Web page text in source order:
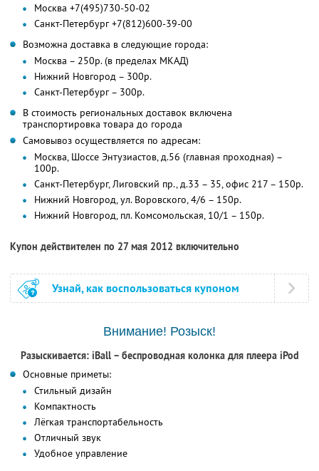
Москва +7(495)730-50-02
Санкт-Петербург +7(812)600-39-00
Возможна доставка в следующие города:
Москва – 250р. (в пределах МКАД)
Нижний Новгород – 300р.
Санкт-Петербург – 300р.
В стоимость региональных доставок включена
транспортировка товара до города
Самовывоз осуществляется по адресам:
Москва, Шоссе Энтузиастов, д.56 (главная проходная) –
100р.
Санкт-Петербург, Лиговский пр., д.33 – 35, офис 217 – 150р.
Нижний Новгород, ул. Воровского, 4/6 – 150р.
Нижний Новгород, пл. Комсомольская, 10/1 – 150р.
Купон действителен по 27 мая 2012 включительно
Узнай, как воспользоваться купоном
Внимание! Розыск!
Разыскивается: iBall – беспроводная колонка для плеера iPod
Основные приметы:
Стильный дизайн
Компактность
Лёгкая транспортабельность
Отличный звук
Удобное управление